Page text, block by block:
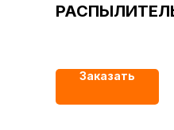
Заказать